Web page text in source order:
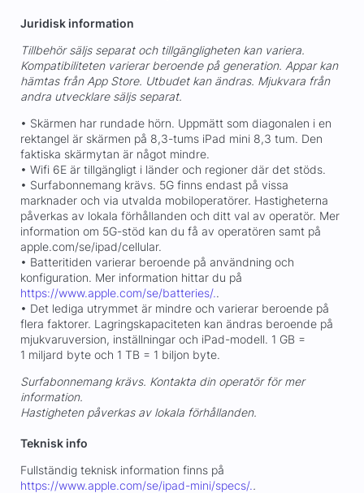
Juridisk information
Tillbehör säljs separat och tillgängligheten kan variera.
Kompatibiliteten varierar beroende på generation. Appar kan
hämtas från App Store. Utbudet kan ändras. Mjukvara från
andra utvecklare säljs separat.
• Skärmen har rundade hörn. Uppmätt som diagonalen i en
rektangel är skärmen på 8,3-tums iPad mini 8,3 tum. Den
faktiska skärmytan är något mindre.
• Wifi 6E är tillgängligt i länder och regioner där det stöds.
• Surfabonnemang krävs. 5G finns endast på vissa
marknader och via utvalda mobiloperatörer. Hastigheterna
påverkas av lokala förhållanden och ditt val av operatör. Mer
information om 5G-stöd kan du få av operatören samt på
apple.com/se/ipad/cellular.
• Batteritiden varierar beroende på användning och
konfiguration. Mer information hittar du på
https://www.apple.com/se/batteries/..
• Det lediga utrymmet är mindre och varierar beroende på
flera faktorer. Lagringskapaciteten kan ändras beroende på
mjukvaruversion, inställningar och iPad-modell. 1 GB =
1 miljard byte och 1 TB = 1 biljon byte.
Surfabonnemang krävs. Kontakta din operatör för mer
information.
Hastigheten påverkas av lokala förhållanden.
Teknisk info
Fullständig teknisk information finns på
https://www.apple.com/se/ipad-mini/specs/. .